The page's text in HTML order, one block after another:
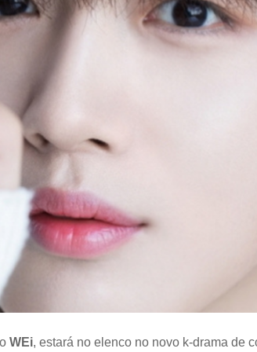
WEi, estará no elenco no novo k-drama de